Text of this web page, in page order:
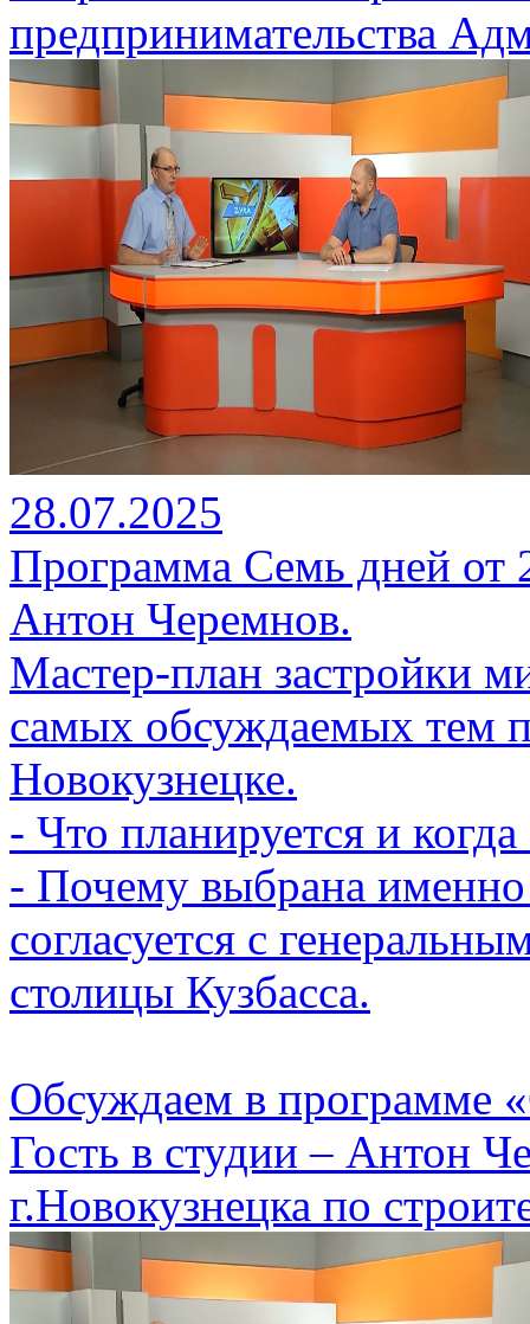
предпринимательства
28.07.2025
Программа Семь дней от
Антон Черемнов.
Мастер-план застройки
самых обсуждаемых тем
Новокузнецке.
- Что планируется и
- Почему выбрана именно
согласуется с
столицы Кузбасса.
Обсуждаем в программе
Гость в студии – Антон
г.Новокузнецка по